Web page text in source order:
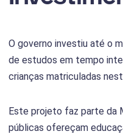
O governo investiu até o
de estudos em tempo
crianças matriculadas
Este projeto faz parte da
públicas ofereçam